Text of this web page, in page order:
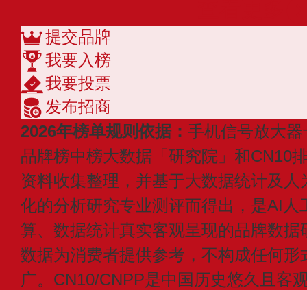
提交品牌
我要入榜
我要投票
发布招商
2026年榜单规则依据： 手机信号放大
品牌榜中榜大数据「研究院」和CN10
资料收集整理，并基于大数据统计及
化的分析研究专业测评而得出，是AI人
算、数据统计真实客观呈现的品牌数
数据为消费者提供参考，不构成任何
广。CN10/CNPP是中国历史悠久且客